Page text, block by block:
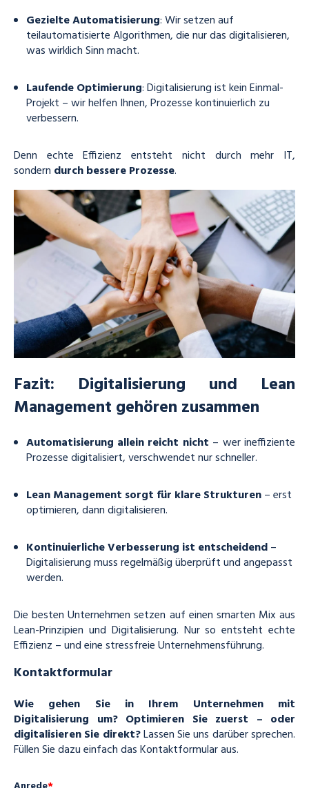
Gezielte Automatisierung: Wir setzen auf
teilautomatisierte Algorithmen, die nur das digitalisieren,
was wirklich Sinn macht.
Laufende Optimierung: Digitalisierung ist kein Einmal-
Projekt – wir helfen Ihnen, Prozesse kontinuierlich zu
verbessern.
Denn echte Effizienz entsteht nicht durch mehr IT,
sondern durch bessere Prozesse.
Fazit: Digitalisierung und Lean
Management gehören zusammen
Automatisierung allein reicht nicht – wer ineffiziente
Prozesse digitalisiert, verschwendet nur schneller.
Lean Management sorgt für klare Strukturen – erst
optimieren, dann digitalisieren.
Kontinuierliche Verbesserung ist entscheidend –
Digitalisierung muss regelmäßig überprüft und angepasst
werden.
Die besten Unternehmen setzen auf einen smarten Mix aus
Lean-Prinzipien und Digitalisierung. Nur so entsteht echte
Effizienz – und eine stressfreie Unternehmensführung.
Kontaktformular
Wie gehen Sie in Ihrem Unternehmen mit
Digitalisierung um? Optimieren Sie zuerst – oder
digitalisieren Sie direkt?Lassen Sie uns darüber sprechen.
Füllen Sie dazu einfach das Kontaktformular aus.